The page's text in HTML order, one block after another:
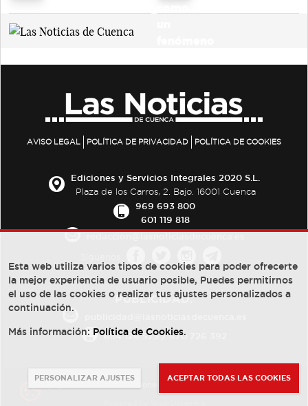
AVISO LEGAL POLÍTICA DE PRIVACIDAD POLÍTICA DE COOKIES
Ediciones y Servicios Integrales 2020 S.L.
Plaza de los Carros, 2. Bajo. 16001 Cuenca
969 693 800
601 119 818
PUBLICIDAD:
684 126 573/670 726 392
Esta web utiliza varios tipos de cookies para poder ofrecerte
la mejor experiencia de usuario posible, Puedes permitirnos
el uso de las cookies o realizar tus ajustes personalizados a
continuación.
Más información: Política de Cookies.
PERSONALIZAR AJUSTES ACEPTAR TODAS LAS COOKIES